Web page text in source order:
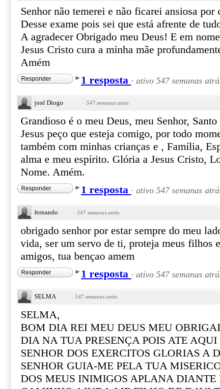
Senhor não temerei e não ficarei ansiosa por
Desse exame pois sei que está afrente de
A agradecer Obrigado meu Deus! E em
Jesus Cristo cura a minha mãe
Amém
Responder 1 resposta · ativo 547 semanas
josé Diogo · 547 semanas atrás
Grandioso é o meu Deus, meu Senhor,
Jesus peço que esteja comigo, por todo
também com minhas crianças e , Família,
alma e meu espírito. Glória a Jesus Cristo,
Nome. Amém.
Responder 1 resposta · ativo 547 semanas
fernando · 547 semanas atrás
obrigado senhor por estar sempre do meu
vida, ser um servo de ti, proteja meus filhos
amigos, tua bençao amem
Responder 1 resposta · ativo 547 semanas
SELMA · 547 semanas atrás
SELMA,
BOM DIA REI MEU DEUS MEU
DIA NA TUA PRESENÇA POIS ATE
SENHOR DOS EXERCITOS GLORIAS A
SENHOR GUIA-ME PELA TUA
DOS MEUS INIMIGOS APLANA